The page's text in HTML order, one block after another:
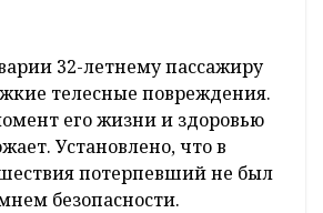
32-летнему пассажиру
телесные повреждения.
его жизни и здоровью
Установлено, что в
потерпевший не был
безопасности.